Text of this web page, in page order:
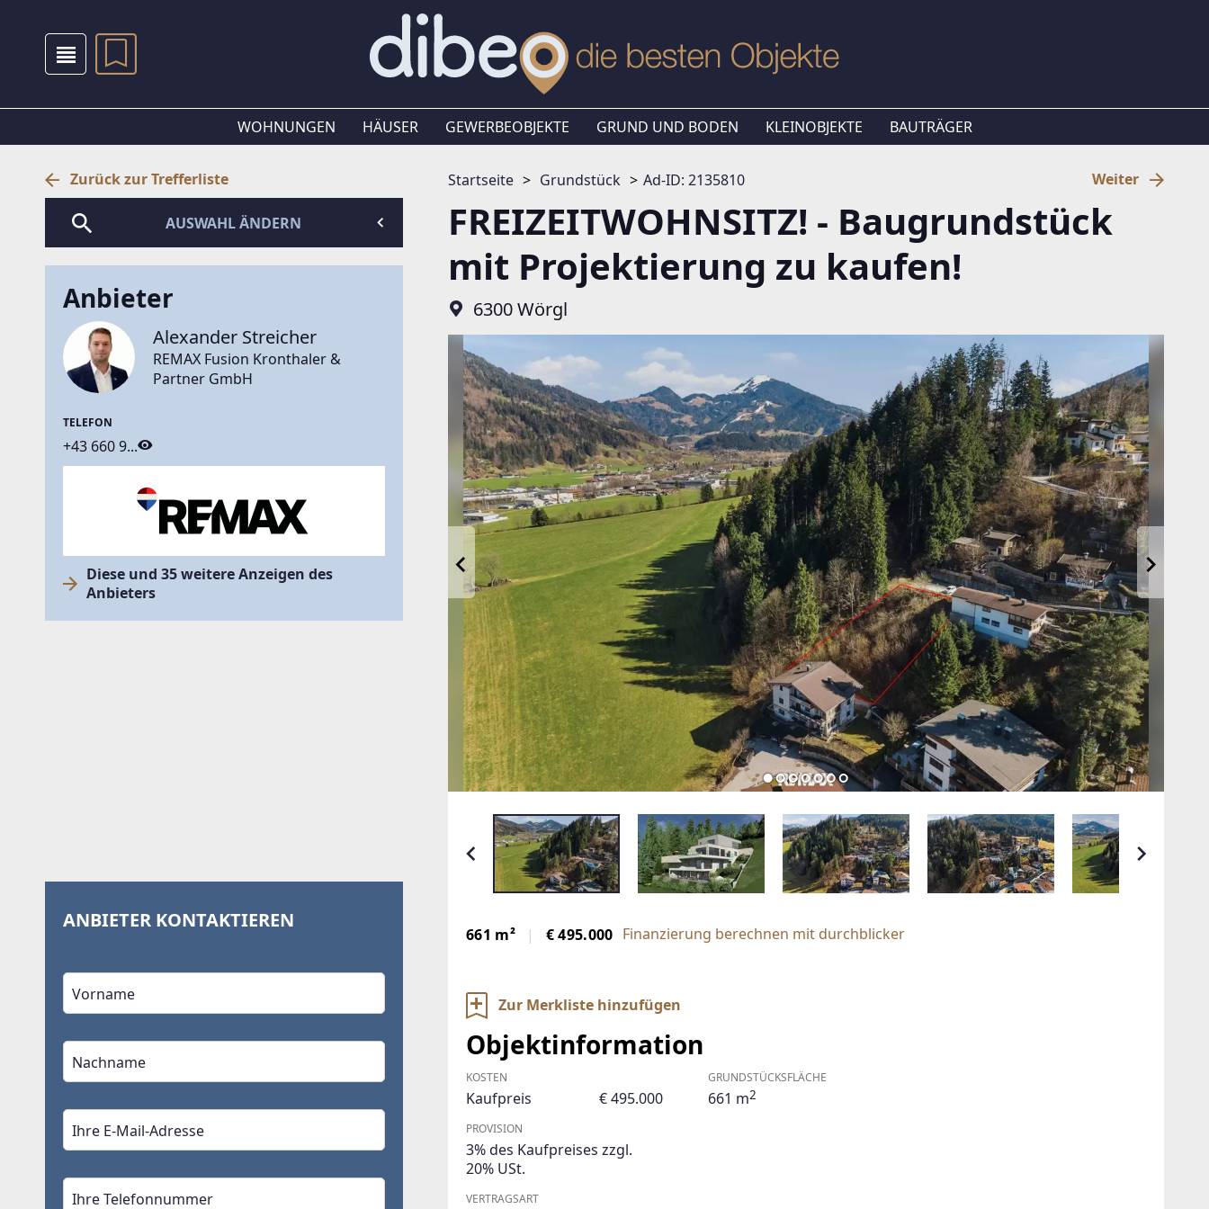
WOHNUNGEN HÄUSER GEWERBEOBJEKTE GRUND UND BODEN KLEINOBJEKTE BAUTRÄGER
Startseite Grundstück Ad-ID: 2135810 Weiter
FREIZEITWOHNSITZ! - Baugrundstück
mit Projektierung zu kaufen!
6300 Wörgl
661 m² € 495.000 Finanzierung berechnen mit durchblicker
Zur Merkliste hinzufügen
Objektinformation
KOSTEN
Kaufpreis € 495.000
PROVISION
3% des Kaufpreises zzgl.
20% USt.
VERTRAGSART
GRUNDSTÜCKSFLÄCHE
661 m2
Zurück zur Trefferliste
AUSWAHL ÄNDERN
Anbieter
Alexander Streicher
REMAX Fusion Kronthaler &
Partner GmbH
TELEFON
+43 660 9...
Diese und 35 weitere Anzeigen des
Anbieters
ANBIETER KONTAKTIEREN